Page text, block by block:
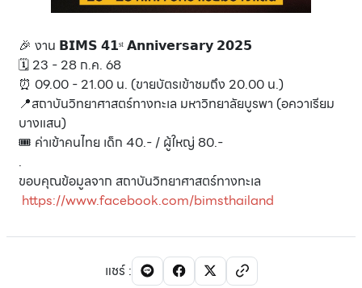
🎉 งาน 𝗕𝗜𝗠𝗦 𝟰𝟭ˢᵗ 𝗔𝗻𝗻𝗶𝘃𝗲𝗿𝘀𝗮𝗿𝘆 𝟮𝟬𝟮𝟱
🗓 23 - 28 ก.ค. 68
⏰ 09.00 - 21.00 น. (ขายบัตรเข้าชมถึง 20.00 น.)
📍สถาบันวิทยาศาสตร์ทางทะเล มหาวิทยาลัยบูรพา (อควาเรียม
บางแสน)
🎟 ค่าเข้าคนไทย เด็ก 40.- / ผู้ใหญ่ 80.-
.
ขอบคุณข้อมูลจาก สถาบันวิทยาศาสตร์ทางทะเล
https://www.facebook.com/bimsthailand
แชร์: